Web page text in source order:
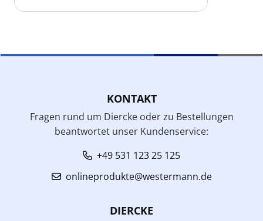
KONTAKT
Fragen rund um Diercke oder zu Bestellungen
beantwortet unser Kundenservice:
+49 531 123 25 125
onlineprodukte@westermann.de
DIERCKE